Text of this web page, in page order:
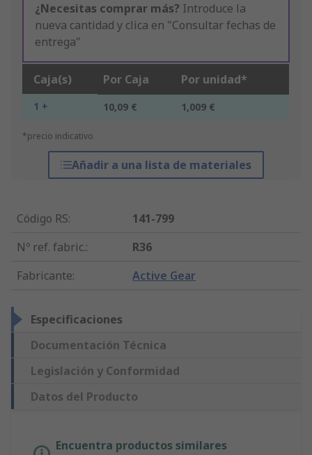
¿Necesitas comprar más? Introduce la
nueva cantidad y clica en "Consultar fechas de
entrega"
Caja(s) Por Caja Por unidad*
1 + 10,09 € 1,009 €
*precio indicativo
Añadir a una lista de materiales
Código RS:
141-799
Nº ref. fabric.:
R36
Fabricante: Active Gear
Especificaciones
Documentación Técnica
Legislación y Conformidad
Datos del Producto
Encuentra productos similares